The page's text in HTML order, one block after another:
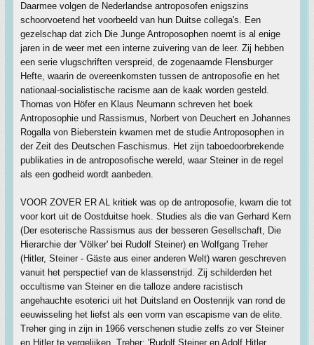
Daarmee volgen de Nederlandse antroposofen enigszins
schoorvoetend het voorbeeld van hun Duitse collega's. Een
gezelschap dat zich Die Junge Antroposophen noemt is al enige
jaren in de weer met een interne zuivering van de leer. Zij hebben
een serie vlugschriften verspreid, de zogenaamde Flensburger
Hefte, waarin de overeenkomsten tussen de antroposofie en het
nationaal-socialistische racisme aan de kaak worden gesteld.
Thomas von Höfer en Klaus Neumann schreven het boek
Antroposophie und Rassismus, Norbert von Deuchert en Johannes
Rogalla von Bieberstein kwamen met de studie Antroposophen in
der Zeit des Deutschen Faschismus. Het zijn taboedoorbrekende
publikaties in de antroposofische wereld, waar Steiner in de regel
als een godheid wordt aanbeden.
VOOR ZOVER ER AL kritiek was op de antroposofie, kwam die tot
voor kort uit de Oostduitse hoek. Studies als die van Gerhard Kern
(Der esoterische Rassismus aus der besseren Gesellschaft, Die
Hierarchie der 'Völker' bei Rudolf Steiner) en Wolfgang Treher
(Hitler, Steiner - Gäste aus einer anderen Welt) waren geschreven
vanuit het perspectief van de klassenstrijd. Zij schilderden het
occultisme van Steiner en die talloze andere racistisch
angehauchte esoterici uit het Duitsland en Oostenrijk van rond de
eeuwisseling het liefst als een vorm van escapisme van de elite.
Treher ging in zijn in 1966 verschenen studie zelfs zo ver Steiner
en Hitler te vergelijken. Treher: 'Rudolf Steiner en Adolf Hitler,